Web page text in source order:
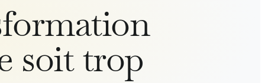
soit trop